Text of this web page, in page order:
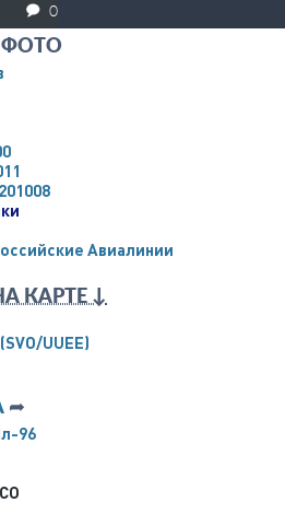
0
Авиалинии
КАРТЕ ↓
(SVO/UUEE)
➦
96